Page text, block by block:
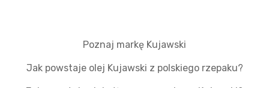
Poznaj markę Kujawski
Jak powstaje olej Kujawski z polskiego rzepaku?